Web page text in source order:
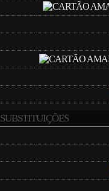
SUBSTITUIÇÕES